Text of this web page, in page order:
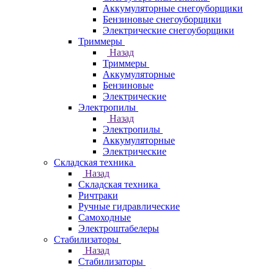
Аккумуляторные снегоуборщики
Бензиновые снегоуборщики
Электрические снегоуборщики
Триммеры
Назад
Триммеры
Аккумуляторные
Бензиновые
Электрические
Электропилы
Назад
Электропилы
Аккумуляторные
Электрические
Складская техника
Назад
Складская техника
Ричтраки
Ручные гидравлические
Самоходные
Электроштабелеры
Стабилизаторы
Назад
Стабилизаторы